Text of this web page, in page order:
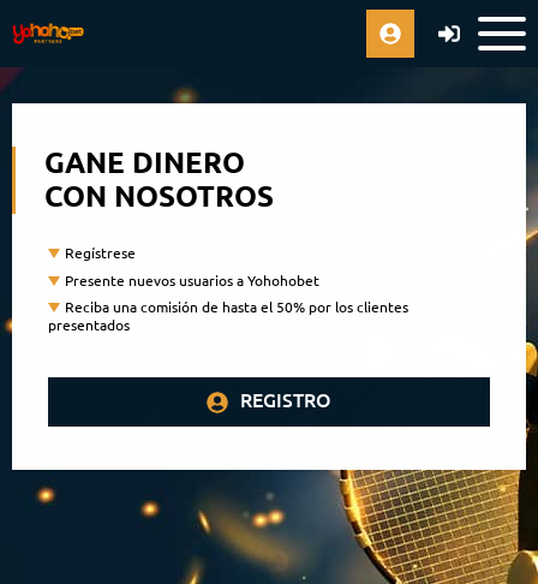
GANE DINERO
CON NOSOTROS
Regístrese
Presente nuevos usuarios a Yohohobet
Reciba una comisión de hasta el 50% por los clientes
presentados
REGISTRO